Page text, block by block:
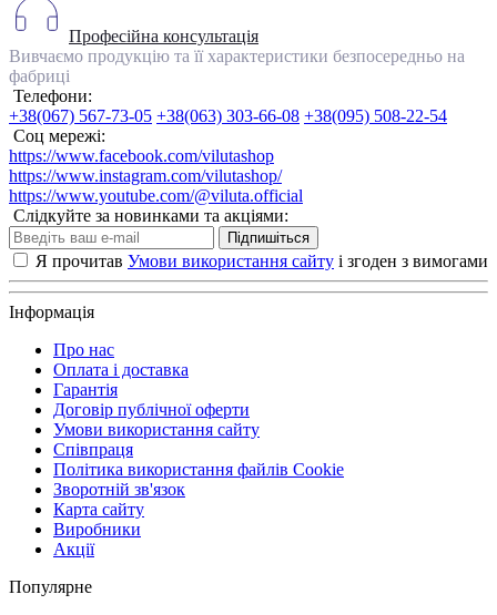
Професійна консультація
Вивчаємо продукцію та її характеристики безпосередньо на
фабриці
Телефони:
+38(067) 567-73-05 +38(063) 303-66-08 +38(095) 508-22-54
Соц мережі:
https://www.facebook.com/vilutashop
https://www.instagram.com/vilutashop/
https://www.youtube.com/@viluta.official
Слідкуйте за новинками та акціями:
Підпишіться
Я прочитав Умови використання сайту і згоден з вимогами
Інформація
Про нас
Оплата і доставка
Гарантія
Договір публічної оферти
Умови використання сайту
Співпраця
Політика використання файлів Cookie
Зворотній зв'язок
Карта сайту
Виробники
Акції
Популярне